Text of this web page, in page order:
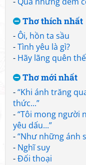
Thơ thích nhất
- Ôi, hồn ta sầu
-Tình yêu là gì?
- Hãy lãng quên
Thơ mới nhất
-“Khi ánh trăng
thức...”
-“Tôi mong người
yêu dấu...”
-“Như những ánh
- Nghĩ suy
-Đối thoại